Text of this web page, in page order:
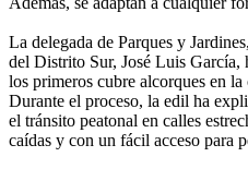
La delegada de Parques y
del Distrito Sur, José Luis García,
los primeros cubre alcorques en
Durante el proceso, la edil ha
el tránsito peatonal en calles
caídas y con un fácil acceso para